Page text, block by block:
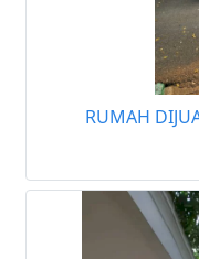
RUMAH